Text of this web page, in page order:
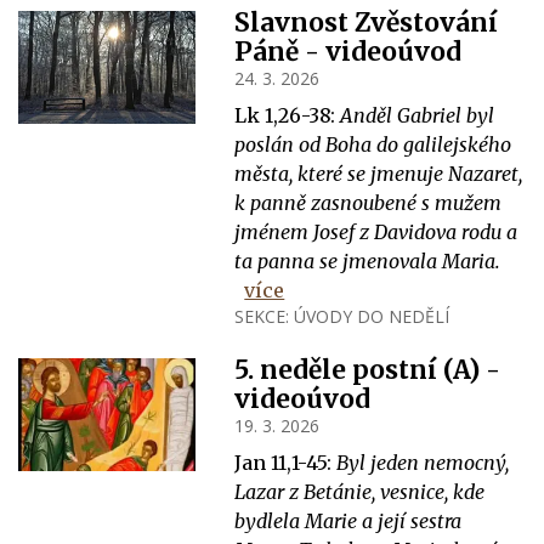
Slavnost Zvěstování
Páně - videoúvod
24. 3. 2026
Lk 1,26-38:Anděl Gabriel byl
poslán od Boha do galilejského
města, které se jmenuje Nazaret,
k panně zasnoubené s mužem
jménem Josef z Davidova rodu a
ta panna se jmenovala Maria.
více
SEKCE:ÚVODY DO NEDĚLÍ
5. neděle postní (A) -
videoúvod
19. 3. 2026
Jan 11,1-45: Byl jeden nemocný,
Lazar z Betánie, vesnice, kde
bydlela Marie a její sestra